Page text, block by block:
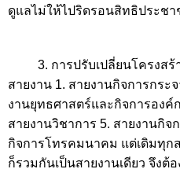
ดูแลไม่ให้ไปริดรอนสิทธิประช
3. การปรับเปลี่ยนโครงสร้
สายงาน 1. สายงานกิจการกระ
งานยุทธศาสตร์และกิจการองค์
สายงานวิชาการ 5. สายงานกิจ
กิจการโทรคมนาคม แต่เดิมทุก
ก็รวมกันเป็นสายงานเดียว จึงต้